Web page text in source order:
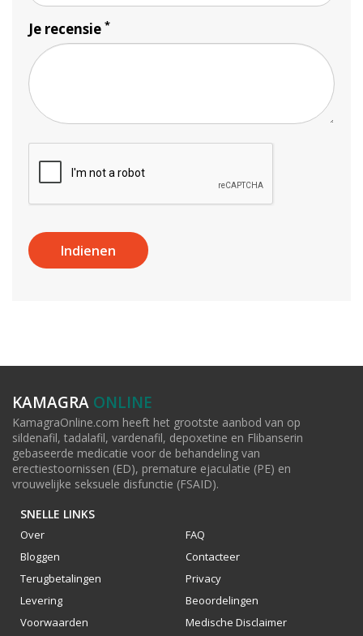
Je recensie *
KAMAGRA ONLINE
KamagraOnline.com heeft het grootste aanbod van op
sildenafil, tadalafil, vardenafil, depoxetine en Flibanserin
gebaseerde medicatie voor de behandeling van
erectiestoornissen (ED), premature ejaculatie (PE) en
vrouwelijke seksuele disfunctie (FSAID).
SNELLE LINKS
Over
FAQ
Bloggen
Contacteer
Terugbetalingen
Privacy
Levering
Beoordelingen
Voorwaarden
Medische Disclaimer